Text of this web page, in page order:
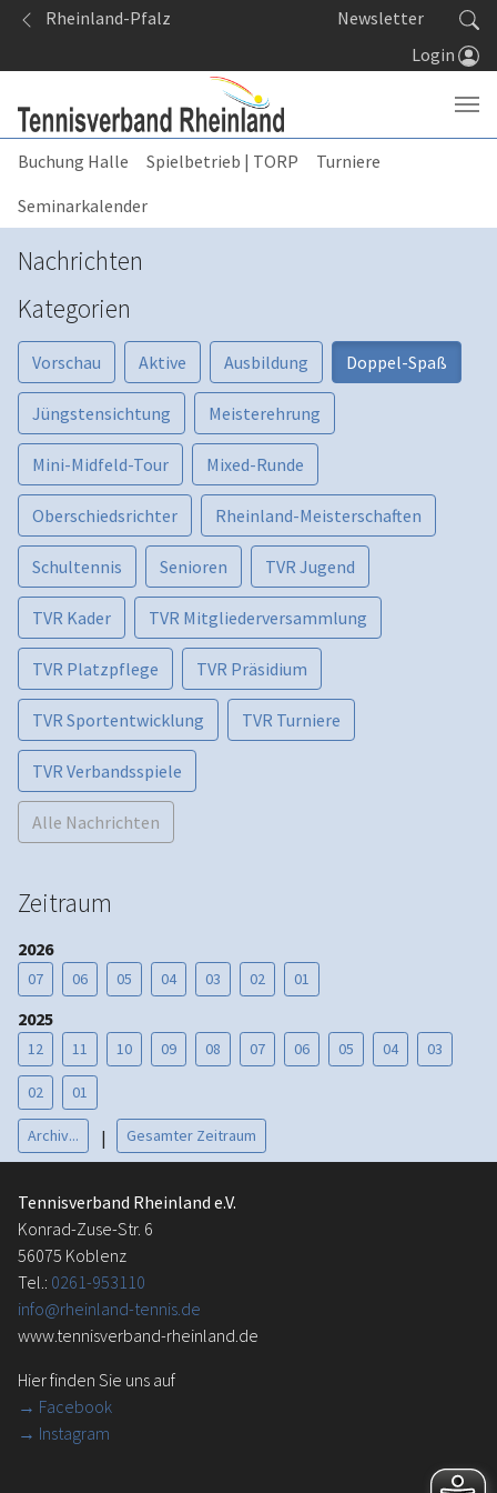
Springe zum Seiteninhalt
Rheinland-Pfalz
Newsletter
Login
Buchung Halle Spielbetrieb | TORP
Turniere
Seminarkalender
Nachrichten
Kategorien
Vorschau Aktive Ausbildung Doppel-Spaß
Jüngstensichtung Meisterehrung
Mini-Midfeld-Tour Mixed-Runde
Oberschiedsrichter Rheinland-Meisterschaften
Schultennis Senioren TVR Jugend
TVR Kader TVR Mitgliederversammlung
TVR Platzpflege TVR Präsidium
TVR Sportentwicklung TVR Turniere
TVR Verbandsspiele
Alle Nachrichten
Zeitraum
2026
07 06 05 04 03 02 01
2025
12 11 10 09 08 07 06 05 04 03
02 01
Archiv... | Gesamter Zeitraum
Tennisverband Rheinland e.V.
Konrad-Zuse-Str. 6
56075 Koblenz
Tel.: 0261-953110
info@rheinland-tennis.de
www.tennisverband-rheinland.de
Hier finden Sie uns auf
→ Facebook
→ Instagram